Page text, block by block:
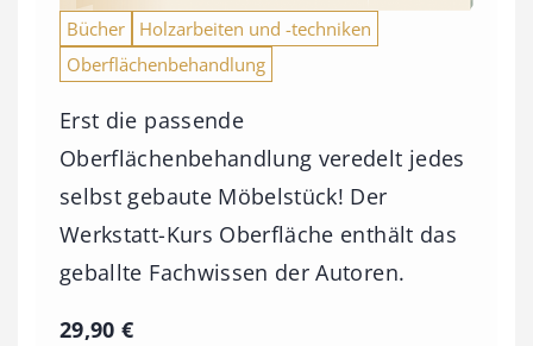
Bücher
Holzarbeiten und -techniken
Oberflächenbehandlung
Erst die passende
Oberflächenbehandlung veredelt jedes
selbst gebaute Möbelstück! Der
Werkstatt-Kurs Oberfläche enthält das
geballte Fachwissen der Autoren.
29,90€